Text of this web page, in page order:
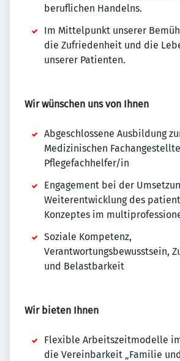
beruflichen Handelns.
Im Mittelpunkt unserer
die Zufriedenheit und die
unserer Patienten.
Wir wünschen uns von Ihnen
Abgeschlossene Ausbildung
Medizinischen
Pflegefachhelfer/in
Engagement bei der
Weiterentwicklung des
Konzeptes im
Soziale Kompetenz,
Verantwortungsbewusstsein,
und Belastbarkeit
Wir bieten Ihnen
Flexible Arbeitszeitmodelle
die Vereinbarkeit „Familie